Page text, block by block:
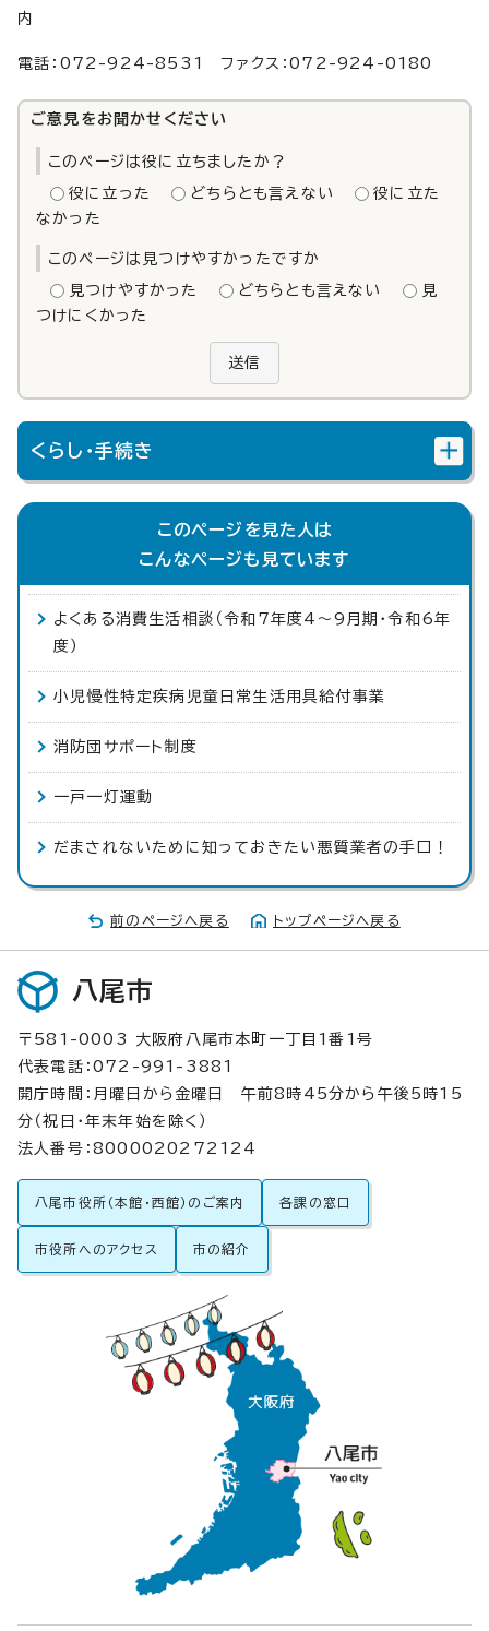
内
電話：072-924-8531 ファクス：072-924-0180
ご意見をお聞かせください
このページは役に立ちましたか？
役に立った どちらとも言えない
役に立た
なかった
このページは見つけやすかったですか
見つけやすかった どちらとも言えない
見
つけにくかった
送信
くらし・手続き
このページを見た人は
こんなページも見ています
よくある消費生活相談（令和7年度4～9月期・令和6年
度）
小児慢性特定疾病児童日常生活用具給付事業
消防団サポート制度
一戸一灯運動
だまされないために知っておきたい悪質業者の手口！
前のページへ戻る トップページへ戻る
八尾市
〒581-0003 大阪府八尾市本町一丁目1番1号
代表電話：072-991-3881
開庁時間：月曜日から金曜日 午前8時45分から午後5時15
分（祝日・年末年始を除く）
法人番号：8000020272124
八尾市役所（本館・西館）のご案内 各課の窓口
市役所へのアクセス 市の紹介